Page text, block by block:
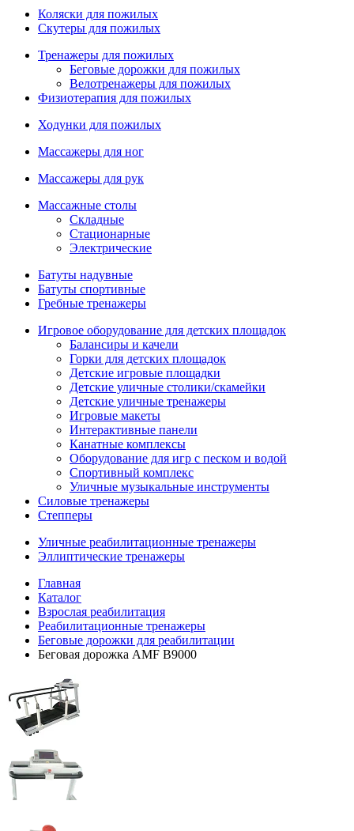
Коляски для пожилых
Скутеры для пожилых
Тренажеры для пожилых
Беговые дорожки для пожилых
Велотренажеры для пожилых
Физиотерапия для пожилых
Ходунки для пожилых
Массажеры для ног
Массажеры для рук
Массажные столы
Складные
Стационарные
Электрические
Батуты надувные
Батуты спортивные
Гребные тренажеры
Игровое оборудование для детских площадок
Балансиры и качели
Горки для детских площадок
Детские игровые площадки
Детские уличные столики/скамейки
Детские уличные тренажеры
Игровые макеты
Интерактивные панели
Канатные комплексы
Оборудование для игр с песком и водой
Спортивный комплекс
Уличные музыкальные инструменты
Силовые тренажеры
Степперы
Уличные реабилитационные тренажеры
Эллиптические тренажеры
Главная
Каталог
Взрослая реабилитация
Реабилитационные тренажеры
Беговые дорожки для реабилитации
Беговая дорожка AMF B9000